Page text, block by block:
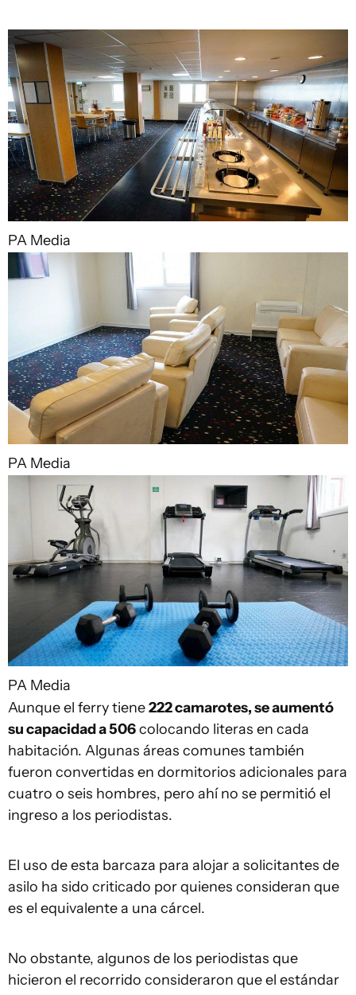
PA Media
PA Media
PA Media
Aunque el ferry tiene222 camarotes, se aumentó
su capacidad a 506colocando literas en cada
habitación. Algunas áreas comunes también
fueron convertidas en dormitorios adicionales para
cuatro o seis hombres, pero ahí no se permitió el
ingreso a los periodistas.
El uso de esta barcaza para alojar a solicitantes de
asilo ha sido criticado por quienes consideran que
es el equivalente a una cárcel.
No obstante, algunos de los periodistas que
hicieron el recorrido consideraron que el estándar